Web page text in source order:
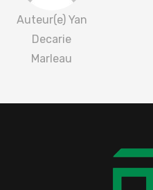
Auteur(e) Yan
Decarie
Marleau